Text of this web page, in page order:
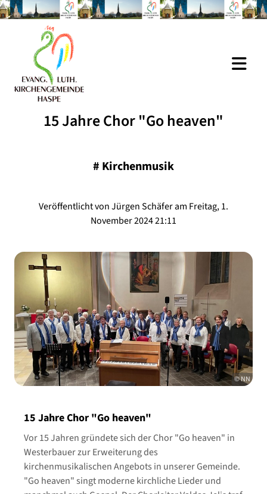
15 Jahre Chor "Go heaven"
# Kirchenmusik
Veröffentlicht von Jürgen Schäfer am Freitag, 1.
November 2024 21:11
© NN
15 Jahre Chor "Go heaven"
Vor 15 Jahren gründete sich der Chor "Go heaven" in
Westerbauer zur Erweiterung des
kirchenmusikalischen Angebots in unserer Gemeinde.
"Go heaven" singt moderne kirchliche Lieder und